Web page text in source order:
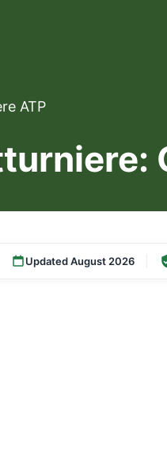
ATP
Updated August 2026